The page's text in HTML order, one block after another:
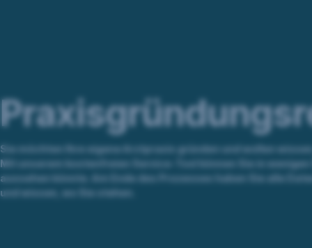
Sie möchten Ihre eigene Arztpraxis gründen und wollen
Mit unserem kostenfreien Service-Tool können Sie in
aussehen könnte. Am Ende des Prozesses haben Sie alle
und wissen, wo Sie stehen.